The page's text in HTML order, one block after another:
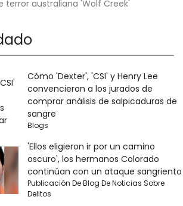
terror australiana 'Wolf Creek'
Cómo 'Dexter', 'CSI' y Henry Lee
convencieron a los jurados de
comprar análisis de salpicaduras de
sangre
Blogs
'Ellos eligieron ir por un camino
oscuro', los hermanos Colorado
continúan con un ataque sangriento
Publicación De Blog De Noticias Sobre
Delitos